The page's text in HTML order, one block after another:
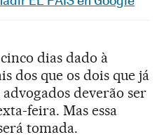
en Twitter
Redes Sociales
dias dado à
dos que os dois que já
deverão ser
feira. Mas essa
tomada.